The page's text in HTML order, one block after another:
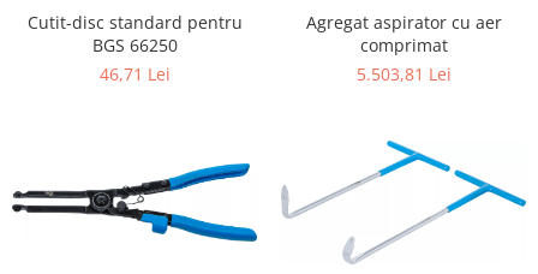
Cutit-disc standard pentru
BGS 66250
46,71 Lei
Agregat aspirator cu aer
comprimat
5.503,81 Lei